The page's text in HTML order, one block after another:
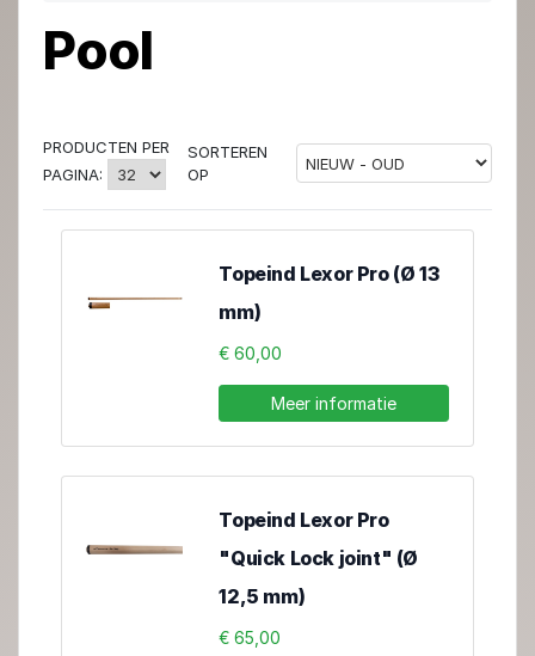
Pool
PRODUCTEN PER
PAGINA:
SORTEREN
OP
Topeind Lexor Pro (Ø 13
mm)
€ 60,00
Meer informatie
Topeind Lexor Pro
"Quick Lock joint" (Ø
12,5 mm)
€ 65,00